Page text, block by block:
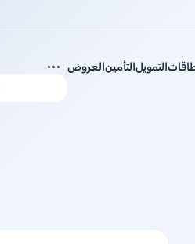
التمويلالتأمينالعروض